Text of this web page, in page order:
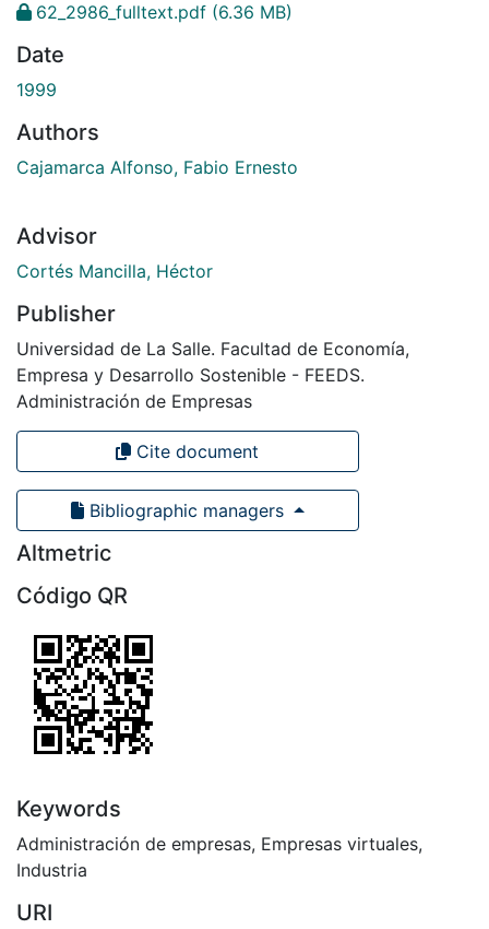
62_2986_fulltext.pdf (6.36 MB)
Date
1999
Authors
Cajamarca Alfonso, Fabio Ernesto
Advisor
Cortés Mancilla, Héctor
Publisher
Universidad de La Salle. Facultad de Economía,
Empresa y Desarrollo Sostenible - FEEDS.
Administración de Empresas
Cite document
Bibliographic managers
Altmetric
Código QR
Keywords
Administración de empresas, Empresas virtuales,
Industria
URI